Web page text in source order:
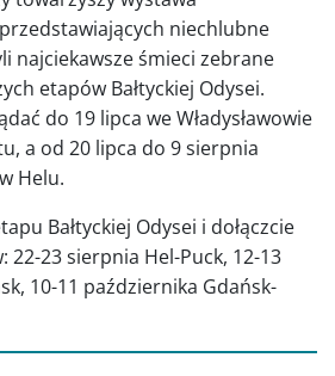
niechlubne
najciekawsze śmieci zebrane
etapów Bałtyckiej Odysei.
do 19 lipca we Władysławowie
a od 20 lipca do 9 sierpnia
Helu.
Bałtyckiej Odysei i dołączcie
22-23 sierpnia Hel-Puck, 12-13
10-11 października Gdańsk-